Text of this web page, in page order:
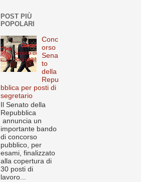
POST PIÙ
POPOLARI
Conc
orso
Sena
to
della
Repu
bblica per posti di
segretario
Il Senato della
Repubblica
annuncia un
importante bando
di concorso
pubblico, per
esami, finalizzato
alla copertura di
30 posti di
lavoro...